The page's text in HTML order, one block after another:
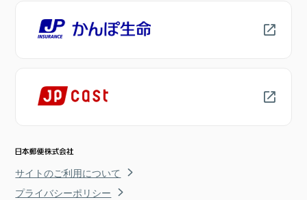
サイトのご利用について
プライバシーポリシー